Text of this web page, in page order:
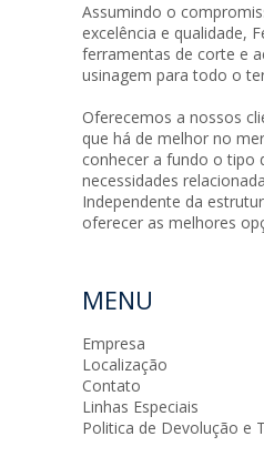
Assumindo o
excelência e qualidade,
ferramentas de corte e
usinagem para todo o
Oferecemos a nossos
que há de melhor no
conhecer a fundo o tipo
necessidades
Independente da
oferecer as melhores
MENU
Empresa
Localização
Contato
Linhas Especiais
Politica de Devolução e